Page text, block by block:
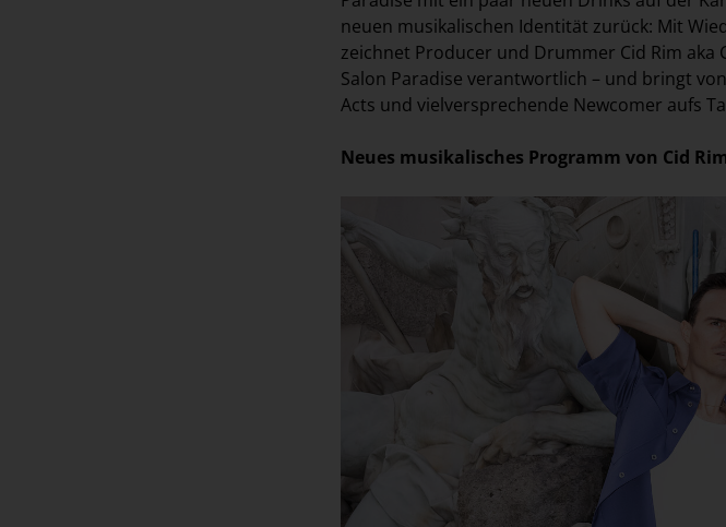
neuen musikalischen Identität zurück: Mit
zeichnet Producer und Drummer Cid Rim aka
Salon Paradise verantwortlich – und bringt
Acts und vielversprechende Newcomer aufs
Neues musikalisches Programm von Cid